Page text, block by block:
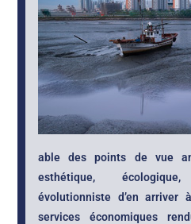
able des points de vue
esthétique,
évolutionniste d’en
services économiques